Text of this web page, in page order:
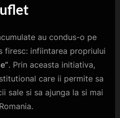
uflet
au condus-o pe
firesc: infiintarea propriului
. Prin aceasta initiativa,
care ii permite sa
sale si sa ajunga la si mai